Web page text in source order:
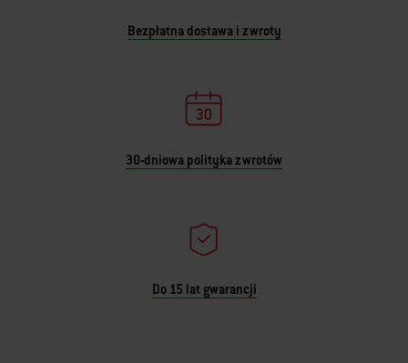
Bezpłatna dostawa i zwroty
30-dniowa polityka zwrotów
Do 15 lat gwarancji